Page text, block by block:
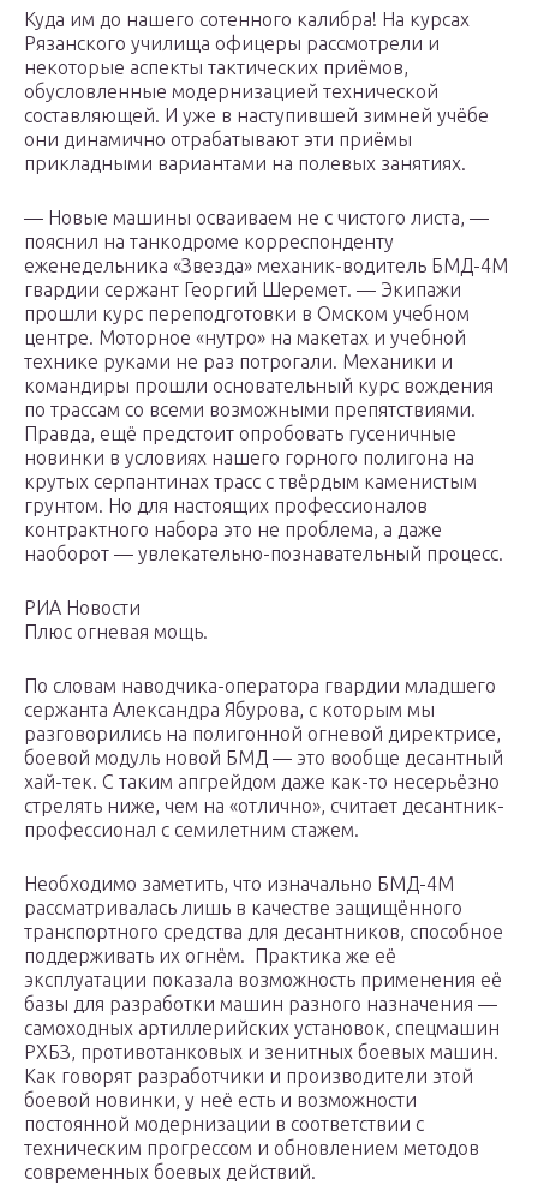
Куда им до нашего сотенного калибра! На курсах
Рязанского училища офицеры рассмотрели и
некоторые аспекты тактических приёмов,
обусловленные модернизацией технической
составляющей. И уже в наступившей зимней учёбе
они динамично отрабатывают эти приёмы
прикладными вариантами на полевых занятиях.
— Новые машины осваиваем не с чистого листа, —
пояснил на танкодроме корреспонденту
еженедельника «Звезда» механик-водитель БМД-4М
гвардии сержант Георгий Шеремет. — Экипажи
прошли курс переподготовки в Омском учебном
центре. Моторное «нутро» на макетах и учебной
технике руками не раз потрогали. Механики и
командиры прошли основательный курс вождения
по трассам со всеми возможными препятствиями.
Правда, ещё предстоит опробовать гусеничные
новинки в условиях нашего горного полигона на
крутых серпантинах трасс с твёрдым каменистым
грунтом. Но для настоящих профессионалов
контрактного набора это не проблема, а даже
наоборот — увлекательно-познавательный процесс.
РИА Новости
Плюс огневая мощь.
По словам наводчика-оператора гвардии младшего
сержанта Александра Ябурова, с которым мы
разговорились на полигонной огневой директрисе,
боевой модуль новой БМД — это вообще десантный
хай-тек. С таким апгрейдом даже как-то несерьёзно
стрелять ниже, чем на «отлично», считает десантник-
профессионал с семилетним стажем.
Необходимо заметить, что изначально БМД-4М
рассматривалась лишь в качестве защищённого
транспортного средства для десантников, способное
поддерживать их огнём. Практика же её
эксплуатации показала возможность применения её
базы для разработки машин разного назначения —
самоходных артиллерийских установок, спецмашин
РХБЗ, противотанковых и зенитных боевых машин.
Как говорят разработчики и производители этой
боевой новинки, у неё есть и возможности
постоянной модернизации в соответствии с
техническим прогрессом и обновлением методов
современных боевых действий.